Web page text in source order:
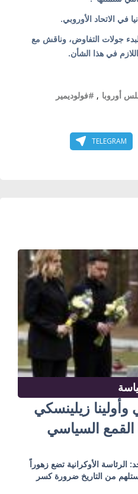
في الاتحاد الأوروبي.
جولات التفاوض، وناقش مع
في هذا الشأن.
أوروبا , #فولوديمير
TELEGRAM
زيلينسكي
السياسي
الأوكرانية تضع زهوراً
من التاريخ ضرورة كسر